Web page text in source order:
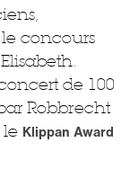
concours
de 100
Robbrecht
le Klippan Award